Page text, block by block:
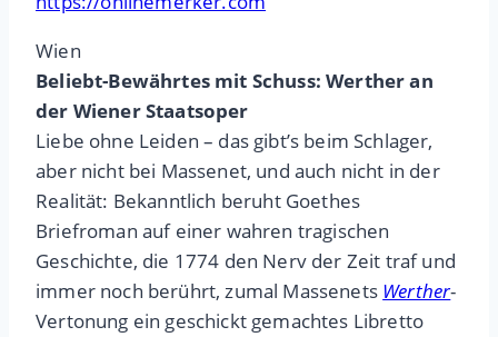
Wien
Beliebt-Bewährtes mit Schuss: Werther an
der Wiener Staatsoper
Liebe ohne Leiden – das gibt’s beim Schlager,
aber nicht bei Massenet, und auch nicht in der
Realität: Bekanntlich beruht Goethes
Briefroman auf einer wahren tragischen
Geschichte, die 1774 den Nerv der Zeit traf und
immer noch berührt, zumal Massenets Werther-
Vertonung ein geschickt gemachtes Libretto